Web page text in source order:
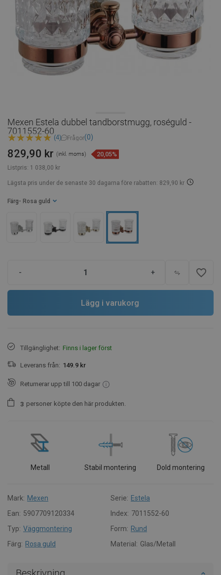
Mexen Estela dubbel tandborstmugg, roséguld -
7011552-60
(4) Frågor(0)
Listpris: 1 038,00 kr
829,90 kr (inkl. moms) 20,05%
Lägsta pris under de senaste 30 dagarna före rabatten: 829,90 kr
Färg - Rosa guld
- + favorite_border
Lägg i varukorg
Tillgänglighet: Finns i lager först
Leverans från: 149.9 kr
Returnerar upp till 100 dagar
3 personer köpte den här produkten.
Metall Stabil montering Dold montering
Mark: Mexen Serie: Estela
Ean: 5907709120334 Index: 7011552-60
Typ: Väggmontering Form: Rund
Färg: Rosa guld Material: Glas/Metall